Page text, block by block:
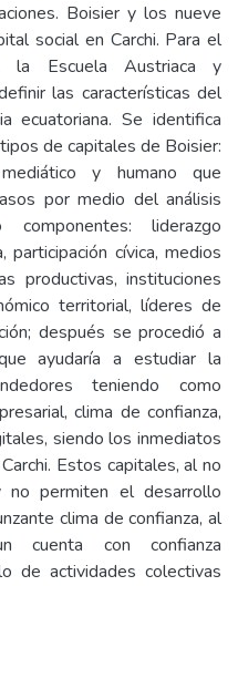
Boisier y los nueve
social en Carchi. Para el
la Escuela Austriaca y
las características del
ecuatoriana. Se identifica
de capitales de Boisier:
y humano que
por medio del análisis
liderazgo
participación cívica, medios
productivas, instituciones
territorial, líderes de
después se procedió a
ayudaría a estudiar la
teniendo como
clima de confianza,
siendo los inmediatos
Estos capitales, al no
no permiten el desarrollo
clima de confianza, al
cuenta con confianza
de actividades colectivas